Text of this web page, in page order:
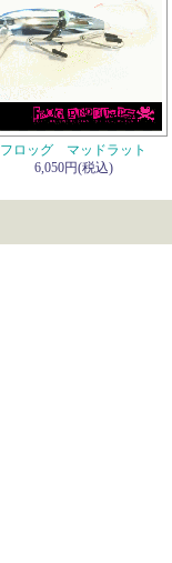
フロッグ マッドラット
6,050円(税込)